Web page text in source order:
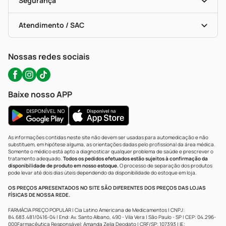
Troca E Devolução
Bulas De A A Z
Políticas De Marketplace
Testes Rápidos
Autoteste Covid-19
Certificado De Segurança
Portal Da Privacidade
Atendimento / SAC
WhatsApp (47) 9202-1687
Nossas redes sociais
Baixe nosso APP
As informações contidas neste site não devem ser usadas para automedicação e não
substituem, em hipótese alguma, as orientações dadas pelo profissional da área médica.
Somente o médico está apto a diagnosticar qualquer problema de saúde e prescrever o
tratamento adequado. Todos os pedidos efetuados estão sujeitos à confirmação da
disponibilidade de produto em nosso estoque.O processo de separação dos produtos
pode levar até dois dias úteis dependendo da disponibilidade do estoque em loja.
OS PREÇOS APRESENTADOS NO SITE SÃO DIFERENTES DOS PREÇOS DAS LOJAS
FÍSICAS DE NOSSA REDE.
FARMÁCIA PREÇO POPULAR | Cia Latino Americana de Medicamentos | CNPJ:
84.683.481/0416-04 | End: Av. Santo Albano, 490 - Vila Vera | São Paulo - SP | CEP: 04.296-
000Farmacêutica Responsável: Amanda Zelia Deodato | CRF/SP: 107393 | IE: